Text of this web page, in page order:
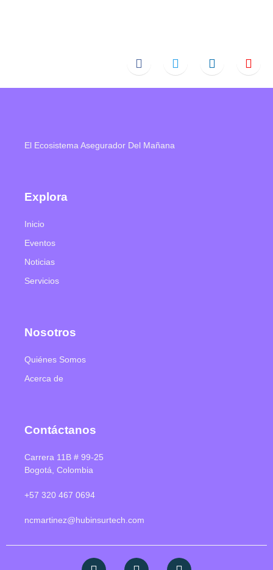
El Ecosistema Asegurador Del Mañana
Explora
Inicio
Eventos
Noticias
Servicios
Nosotros
Quiénes Somos
Acerca de
Contáctanos
Carrera 11B # 99-25
Bogotá, Colombia
+57 320 467 0694
ncmartinez@hubinsurtech.com